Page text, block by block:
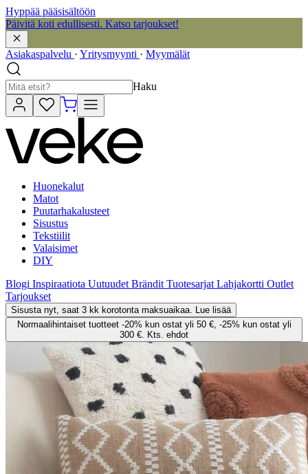
Hyppää pääsisältöön
Päivitä koti edullisesti. Katso tarjoukset!
Asiakaspalvelu · Yritysmyynti · Myymälät
Haku
Huonekalut
Matot
Puutarhakalusteet
Sisustus
Tekstiilit
Valaisimet
DIY
Blogi Inspiraatiota Uutuudet Brändit Tuotesarjat Lahjakortti Outlet
Tarjoukset
Sisusta nyt, saat 3 kk korotonta maksuaikaa. Lue lisää
Normaalihintaiset tuotteet -20% kun ostat yli 50 €, -25% kun ostat yli
300 €. Kts. ehdot